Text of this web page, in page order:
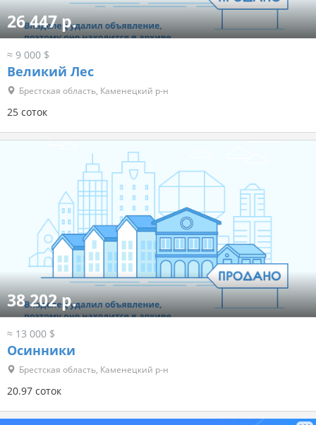
26 447 р.
≈ 9 000 $
Великий Лес
Брестская область, Каменецкий р-н
25 соток
38 202 р.
≈ 13 000 $
Осинники
Брестская область, Каменецкий р-н
20.97 соток